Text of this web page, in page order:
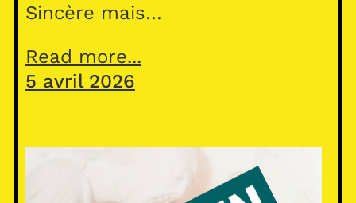
Sincère mais…
Read more...
5 avril 2026